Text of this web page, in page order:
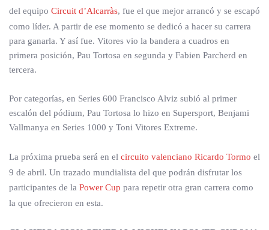
del equipo Circuit d’Alcarràs, fue el que mejor arrancó y se escapó
como líder. A partir de ese momento se dedicó a hacer su carrera
para ganarla. Y así fue. Vitores vio la bandera a cuadros en
primera posición, Pau Tortosa en segunda y Fabien Parcherd en
tercera.
Por categorías, en Series 600 Francisco Alviz subió al primer
escalón del pódium, Pau Tortosa lo hizo en Supersport, Benjami
Vallmanya en Series 1000 y Toni Vitores Extreme.
La próxima prueba será en el circuito valenciano Ricardo Tormo el
9 de abril. Un trazado mundialista del que podrán disfrutar los
participantes de la Power Cup para repetir otra gran carrera como
la que ofrecieron en esta.